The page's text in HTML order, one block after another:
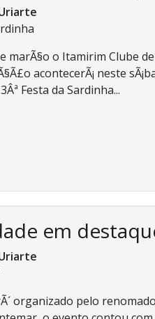
marÃ§o o Itamirim Clube
acontecerÃ¡ neste
Festa da Sardinha...
em
organizado pelo